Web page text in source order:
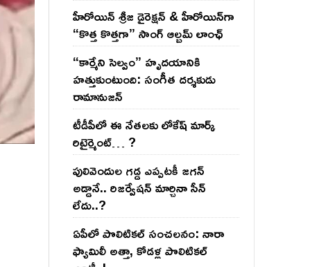
హీరోయిన్ శ్రీజ డైరెక్ష‌న్ & హీరోయిన్‌గా
“కొత్త కొత్తగా” సాంగ్ ఆల్బమ్ లాంఛ్
“కార్మేని సెల్వం” హృదయానికి
హత్తుకుంటుంది: సంగీత దర్శకుడు
రామానుజన్
టీడీపీలో ఈ నేత‌ల‌కు లోకేష్ మార్క్
రిటైర్మెంట్‌… ?
పులివెందుల గ‌డ్డ ఎప్ప‌ట‌కీ జ‌గ‌న్
అడ్డానే.. రిజ‌ర్వేష‌న్ మార్చినా సీన్
లేదు..?
ఏపీలో పొలిటిక‌ల్ సంచ‌ల‌నం: నారా
ఫ్యామిలీ అత్తా, కోడ‌ళ్ల పొలిటికల్